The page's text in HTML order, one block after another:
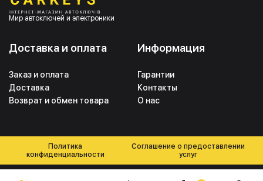
Мир автоключей и электроники
Информация
Гарантии
Контакты
О нас
Доставка и оплата
Заказ и оплата
Доставка
Возврат и обмен товара
Политика
конфиденциальности
Соглашение о предоставлении
услуг